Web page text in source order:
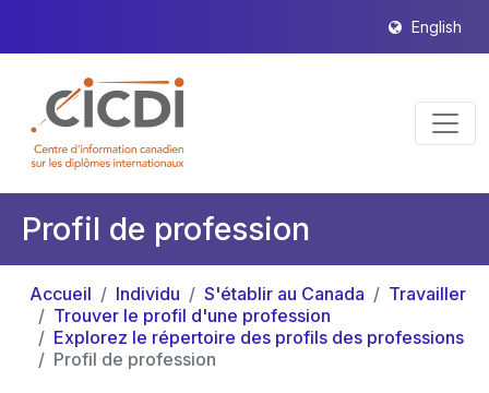
English
Profil de profession
Accueil Individu S'établir au Canada
Travailler
Trouver le profil d'une profession
Explorez le répertoire des profils des professions
Profil de profession